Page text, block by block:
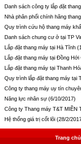
Danh sách công ty lắp đặt
Nhà phân phối chính hãng
Quy trình cứu hộ thang máy
Danh sách chung cư ở tại TP
Lắp đặt thang máy tại Hà Tĩnh
Lắp đặt thang máy tại Đồng
Lắp đặt thang máy tại Thanh
Quy trình lắp đặt thang máy tại
Công ty thang máy uy tín
Năng lực nhân sự (6/10/2017)
Công ty Thang máy T&T MIỀN
Hệ thống giá trị cốt lõi (28/2/
Trang chủ